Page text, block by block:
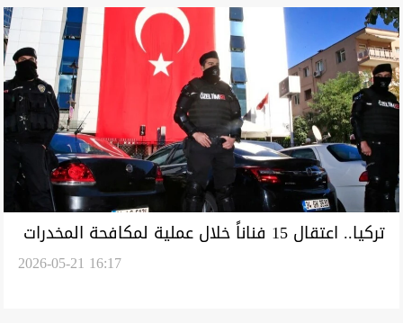
تركيا.. اعتقال 15 فناناً خلال عملية لمكافحة المخدرات
2026-05-21 16:17